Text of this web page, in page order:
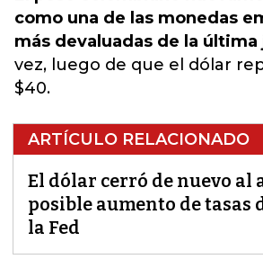
como una de las monedas
más devaluadas de la última
vez, luego de que el dólar
$40.
ARTÍCULO RELACIONADO
El dólar cerró de nuevo al
posible aumento de tasas
la Fed